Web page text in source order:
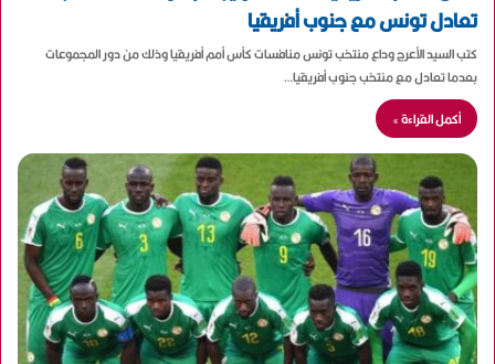
تعادل تونس مع جنوب أفريقيا
كتب السيد الأعرج وداع منتخب تونس منافسات كأس أمم أفريقيا وذلك من دور المجموعات
بعدما تعادل مع منتخب جنوب أفريقيا…
أكمل القراءة »